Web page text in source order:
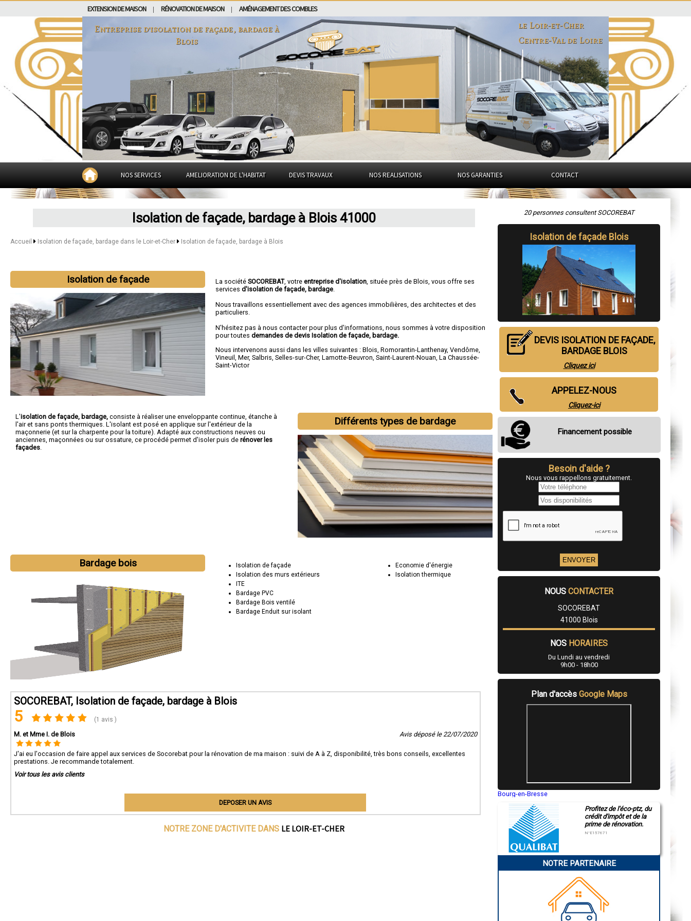
EXTENSION DE MAISON RÉNOVATION DE MAISON AMÉNAGEMENT DES COMBLES
Entreprise d'isolation de façade, bardage à
Blois
le Loir-et-Cher
Centre-Val de Loire
NOS SERVICES AMELIORATION DE L'HABITAT DEVIS TRAVAUX NOS REALISATIONS NOS GARANTIES CONTACT
Isolation de façade, bardage à Blois 41000
Accueil Isolation de façade, bardage dans le Loir-et-Cher Isolation de façade, bardage à Blois
Isolation de façade La sociétéSOCOREBAT, votreentreprise d'isolation , située près de Blois, vous offre ses
servicesd'isolation de façade, bardage
Nous travaillons essentiellement avec des agences immobilières, des architectes et des
particuliers.
N'hésitez pas à nous contacter pour plus d'informations, nous sommes à votre disposition
pour toutesdemandes de devis Isolation de façade, bardage.
Nous intervenons aussi dans les villes suivantes :Blois ,Romorantin-Lanthenay,Vendôme
Vineuil ,Mer,Salbris ,Selles-sur-Cher,Lamotte-Beuvron ,Saint-Laurent-Nouan ,La Chaussée-
Saint-Victor
Différents types de bardage
L'isolation de façade, bardage, consiste à réaliser une enveloppante continue, étanche à
l'air et sans ponts thermiques. L'isolant est posé en applique sur l'extérieur de la
maçonnerie (et sur la charpente pour la toiture). Adapté aux constructions neuves ou
anciennes, maçonnées ou sur ossature, ce procédé permet d'isoler puis de rénover les
façades.
Bardage bois
Isolation de façade
Isolation des murs extérieurs
ITE
Bardage PVC
Bardage Bois ventilé
Bardage Enduit sur isolant
Economie d'énergie
Isolation thermique
SOCOREBAT, Isolation de façade, bardage à Blois
5 (1 avis )
M. et Mme I. de Blois Avis déposé le 22/07/2020
J'ai eu l'occasion de faire appel aux services de Socorebat pour la rénovation de ma maison : suivi de A à Z, disponibilité, très bons conseils, excellentes
prestations. Je recommande totalement.
Voir tous les avis clients
DEPOSER UN AVIS
NOTRE ZONE D'ACTIVITE DANS LE LOIR-ET-CHER
20 personnes consultent SOCOREBAT
Isolation de façade Blois
DEVIS ISOLATION DE FAÇADE,
BARDAGE BLOIS
Cliquez ici
APPELEZ-NOUS
Cliquez-ici
Financement possible
Besoin d'aide ?
Nous vous rappellons gratuitement.
NOUS CONTACTER
SOCOREBAT
41000 Blois
NOS HORAIRES
Du Lundi au vendredi
9h00 - 18h00
Plan d'accès Google Maps
Bourg-en-Bresse
Montluçon
Manosque
Gap
Charleville-Mézières
Pamiers
Narbonne
Profitez de l'éco-ptz, du
crédit d'impôt et de la
prime de rénovation.
N°E157671
NOTRE PARTENAIRE